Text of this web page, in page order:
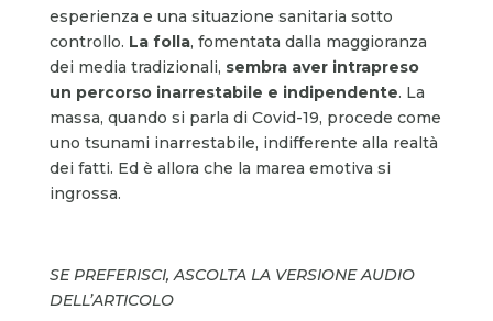
esperienza e una situazione sanitaria sotto
controllo. La folla, fomentata dalla maggioranza
dei media tradizionali, sembra aver intrapreso
un percorso inarrestabile e indipendente. La
massa, quando si parla di Covid-19, procede come
uno tsunami inarrestabile, indifferente alla realtà
dei fatti. Ed è allora che la marea emotiva si
ingrossa.
SE PREFERISCI, ASCOLTA LA VERSIONE AUDIO
DELL’ARTICOLO